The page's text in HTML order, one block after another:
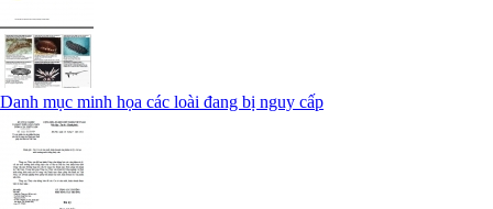
Danh mục minh họa các loài đang bị nguy cấp